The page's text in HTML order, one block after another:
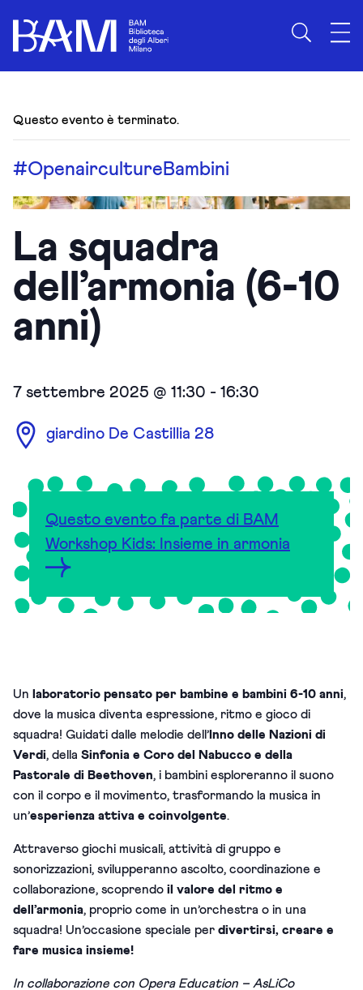
Questo evento è terminato.
#Openairculture Bambini
La squadra
dell’armonia (6-10
anni)
Un laboratorio pensato per bambine e bambini 6-10 anni,
dove la musica diventa espressione, ritmo e gioco di
squadra! Guidati dalle melodie dell’ Inno delle Nazioni di
Verdi, della Sinfonia e Coro del Nabucco e della
Pastorale di Beethoven, i bambini esploreranno il suono
con il corpo e il movimento, trasformando la musica in
un’esperienza attiva e coinvolgente.
Attraverso giochi musicali, attività di gruppo e
sonorizzazioni, svilupperanno ascolto, coordinazione e
collaborazione, scoprendo il valore del ritmo e
dell’armonia, proprio come in un’orchestra o in una
squadra! Un’occasione speciale per divertirsi, creare e
fare musica insieme!
In collaborazione con Opera Education – AsLiCo
7 settembre 2025 @ 11:30 - 16:30
giardino De Castillia 28
Questo evento fa parte di BAM
Workshop Kids: Insieme in armonia